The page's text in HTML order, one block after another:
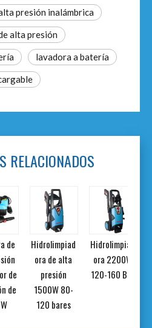
presión inalámbrica
alta presión
lavadora a batería
RELACIONADOS
de
de
de
Hidrolimpiad
ora de alta
presión
1500W 80-
120 bares
Hidrolimpiad
ora 2200W
120-160 Bar